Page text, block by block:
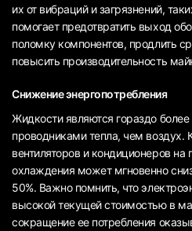
их от вибраций и загрязнений,
помогает предотвратить выход
поломку компонентов, продлить
повысить производительность
Снижение энергопотребления
Жидкости являются гораздо
проводниками тепла, чем воздух.
вентиляторов и кондиционеров
охлаждения может мгновенно
50%. Важно помнить, что
высокой текущей стоимостью в
сокращение ее потребления